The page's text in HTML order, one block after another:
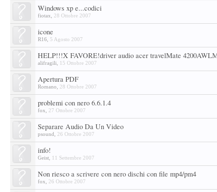
Windows xp e...codici
fiotax 28 Ottobre 2007
icone
R16 5 Agosto 2007
HELP!!!X FAVORE!driver audio acer travelMate
alifragili 15 Ottobre 2007
Apertura PDF
Romano 28 Ottobre 2007
problemi con nero 6.6.1.4
fox 27 Ottobre 2007
Separare Audio Da Un Video
psound 26 Ottobre 2007
info!
Geist 11 Settembre 2007
Non riesco a scrivere con nero dischi con file mp4/pm4
fox 26 Ottobre 2007